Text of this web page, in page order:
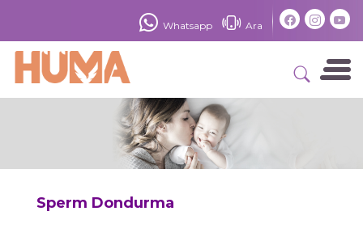
Ara
Whatsapp ×
Sperm Dondurma